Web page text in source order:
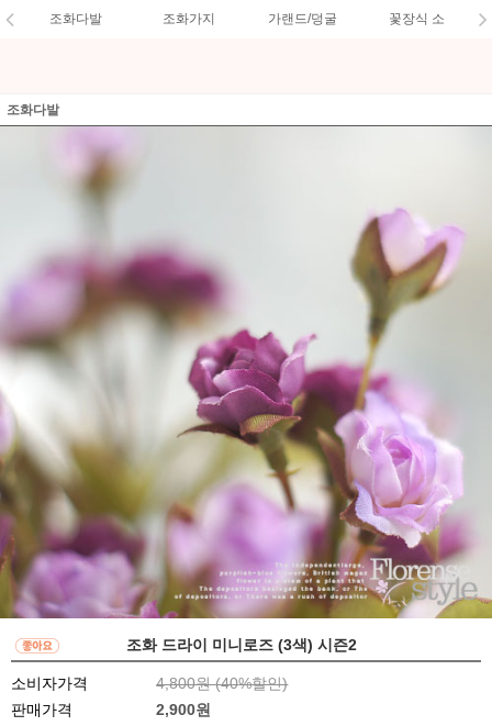
조화다발 조화가지 가랜드/덩굴 꽃장식 소
조화다발
조화 드라이 미니로즈 (3색) 시즌2
소비자가격 4,800원 (40%할인)
판매가격
2,900원